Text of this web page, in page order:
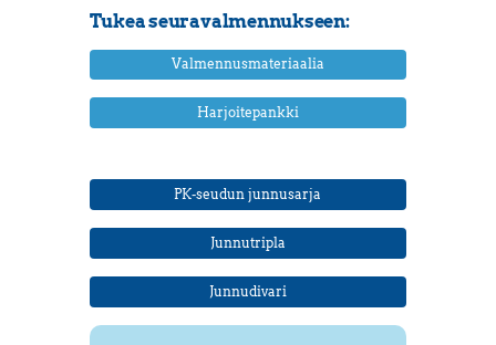
Tukea seuravalmennukseen:
Valmennusmateriaalia
Harjoitepankki
PK-seudun junnusarja
Junnutripla
Junnudivari